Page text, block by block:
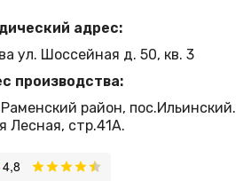
адрес:
ул. Шоссейная д. 50, кв. 3
производства:
район, пос.Ильинский.
Лесная, стр.41А.